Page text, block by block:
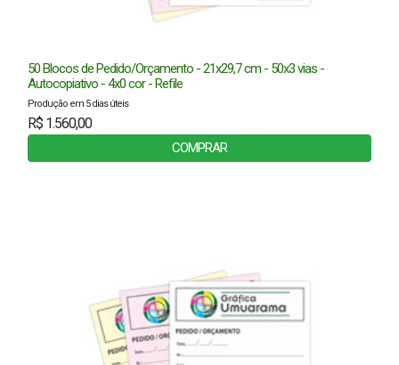
50 Blocos de Pedido/Orçamento - 21x29,7 cm - 50x3 vias -
Autocopiativo - 4x0 cor - Refile
Produção em 5 dias úteis
R$ 1.560,00
COMPRAR